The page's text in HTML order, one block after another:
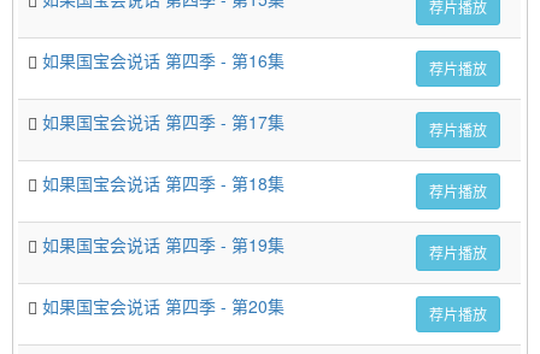
荐片播放
如果国宝会说话 第四季 - 第16集 荐片播放
如果国宝会说话 第四季 - 第17集 荐片播放
如果国宝会说话 第四季 - 第18集 荐片播放
如果国宝会说话 第四季 - 第19集 荐片播放
如果国宝会说话 第四季 - 第20集 荐片播放